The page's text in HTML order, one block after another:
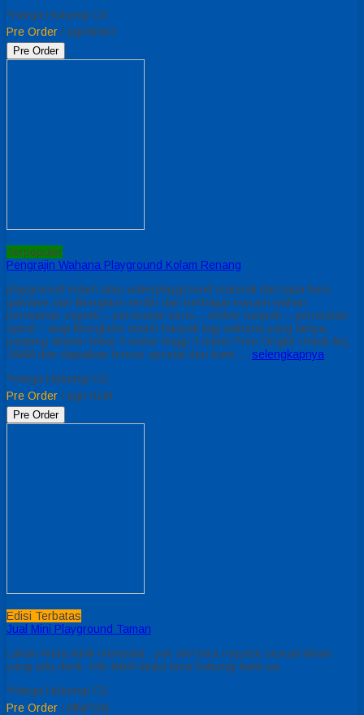
*Harga Hubungi CS
Pre Order / pgnKR03
Pre Order
Terpopuler
Pengrajin Wahana Playground Kolam Renang
playground kolam atau waterplayground material dari pipa besi
galvanis dan fiberglass terdiri dari berbagai macam wahan
permainan seperti – perosotan lurus – ember tumpah – perosotan
spiral – atap fiberglass masih banyak lagi wahana yang lainya.
panjang 4meter lebar 3 meter tinggi 3 meter Free Ongkir Untuk ALL
JAWA dan dapatkan bonus spesial dari kami…. selengkapnya
*Harga Hubungi CS
Pre Order / pgn KLM
Pre Order
Edisi Terbatas
Jual Mini Playground Taman
Lahan Anda tidak memadai , yuk sini bisa request sesuai lahan
yang ada donk. Info lebih lanjut bisa hubungi kami ya.
*Harga Hubungi CS
Pre Order / MNPGN